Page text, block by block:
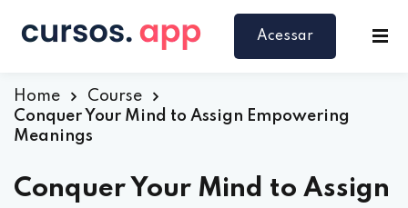
Acessar
Home
Course
Conquer Your Mind to Assign Empowering
Meanings
Conquer Your Mind to Assign